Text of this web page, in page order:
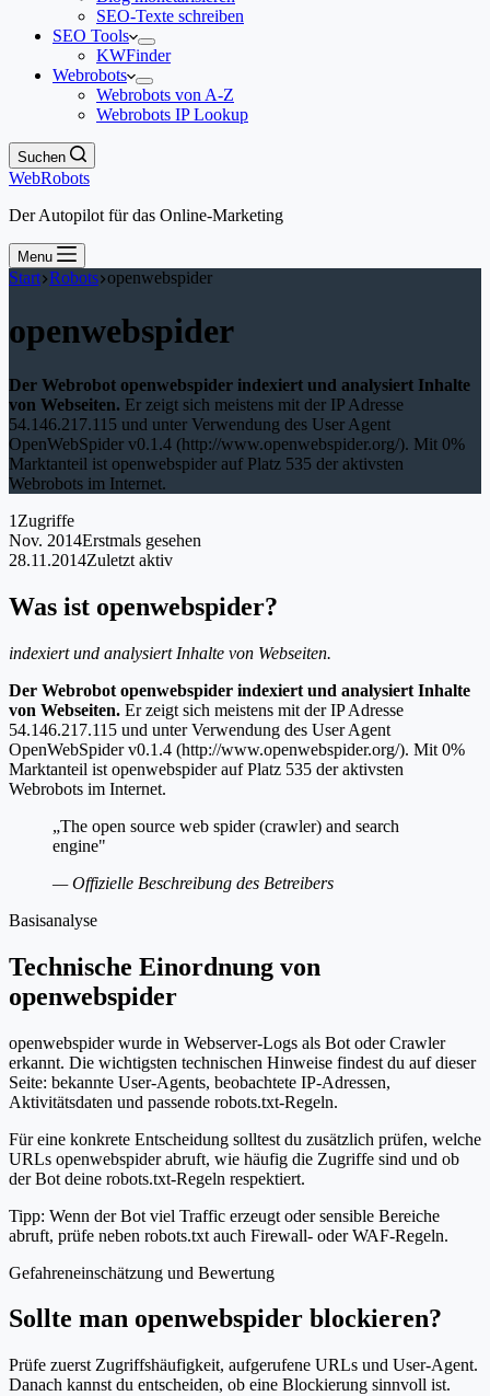
SEO-Texte schreiben
SEO Tools
KWFinder
Webrobots
Webrobots von A-Z
Webrobots IP Lookup
Suchen
WebRobots
Der Autopilot für das Online-Marketing
Menu
Start Robots openwebspider
openwebspider
Der Webrobot openwebspider indexiert und analysiert Inhalte
von Webseiten. Er zeigt sich meistens mit der IP Adresse
54.146.217.115 und unter Verwendung des User Agent
OpenWebSpider v0.1.4 (http://www.openwebspider.org/). Mit 0%
Marktanteil ist openwebspider auf Platz 535 der aktivsten
Webrobots im Internet.
1 Zugriffe
Nov. 2014Erstmals gesehen
28.11.2014Zuletzt aktiv
Was ist openwebspider?
indexiert und analysiert Inhalte von Webseiten.
Der Webrobot openwebspider indexiert und analysiert Inhalte
von Webseiten. Er zeigt sich meistens mit der IP Adresse
54.146.217.115 und unter Verwendung des User Agent
OpenWebSpider v0.1.4 (http://www.openwebspider.org/). Mit 0%
Marktanteil ist openwebspider auf Platz 535 der aktivsten
Webrobots im Internet.
„The open source web spider (crawler) and search
engine"
— Offizielle Beschreibung des Betreibers
Basisanalyse
Technische Einordnung von
openwebspider
openwebspider wurde in Webserver-Logs als Bot oder Crawler
erkannt. Die wichtigsten technischen Hinweise findest du auf dieser
Seite: bekannte User-Agents, beobachtete IP-Adressen,
Aktivitätsdaten und passende robots.txt-Regeln.
Für eine konkrete Entscheidung solltest du zusätzlich prüfen, welche
URLs openwebspider abruft, wie häufig die Zugriffe sind und ob
der Bot deine robots.txt-Regeln respektiert.
Tipp: Wenn der Bot viel Traffic erzeugt oder sensible Bereiche
abruft, prüfe neben robots.txt auch Firewall- oder WAF-Regeln.
Gefahreneinschätzung und Bewertung
Sollte man openwebspider blockieren?
Prüfe zuerst Zugriffshäufigkeit, aufgerufene URLs und User-Agent.
Danach kannst du entscheiden, ob eine Blockierung sinnvoll ist.